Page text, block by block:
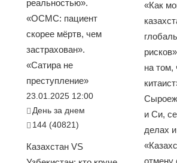
реальностью».
«ОСМС: пациент
скорее мёртв, чем
застрахован».
«Сатира не
преступление»
23.01.2025 12:00
День за днем
144 (40821)
Казахстан VS
«Как
на том,
и Си,
делах
отмену